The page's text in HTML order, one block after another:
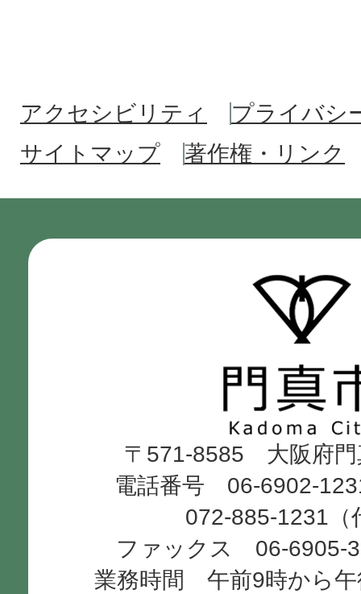
アクセシビリティ
プライバシ
サイトマップ
著作権・リンク
市
Kadoma
City
〒571-8585 大阪府門
電話番号 06-6902-
072-885-1231（
ファックス 06-6905-
業務時間 午前9時から午